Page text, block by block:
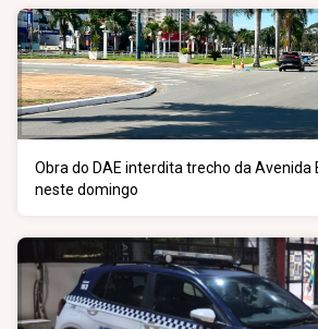
Obra do DAE interdita trecho da Avenida
neste domingo